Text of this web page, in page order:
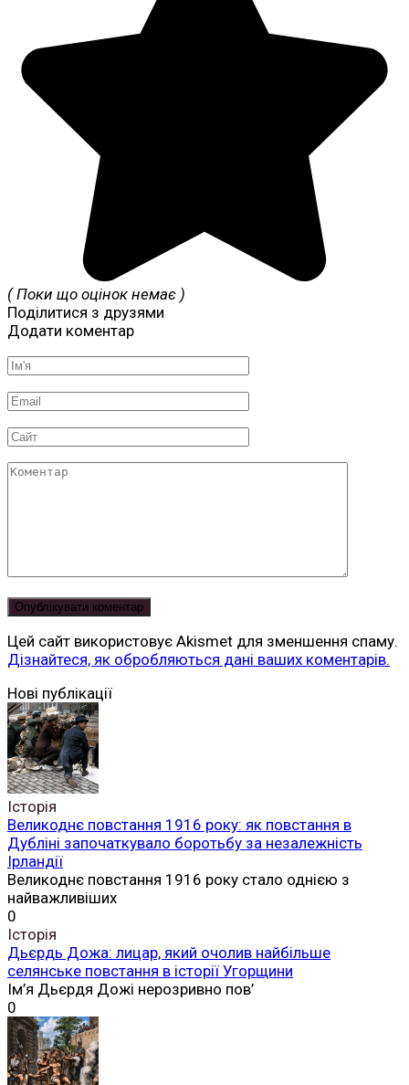
( Поки що оцінок немає )
Поділитися з друзями
Додати коментар
Ім'я
*
Email
*
Сайт
Коментар
Цей сайт використовує Akismet для зменшення спаму.
Дізнайтеся, як обробляються дані ваших коментарів.
Читай
Нові публікації
Історія
Великоднє повстання 1916 року: як повстання в
Дубліні започаткувало боротьбу за незалежність
Ірландії
Великоднє повстання 1916 року стало однією з
найважливіших
0
Історія
Дьєрдь Дожа: лицар, який очолив найбільше
селянське повстання в історії Угорщини
Ім’я Дьєрдя Дожі нерозривно пов’
0